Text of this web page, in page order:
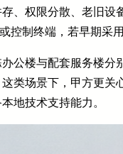
、权限分散、老旧
控制终端，若早期采
公楼与配套服务楼
类场景下，甲方更关
地技术支持能力。